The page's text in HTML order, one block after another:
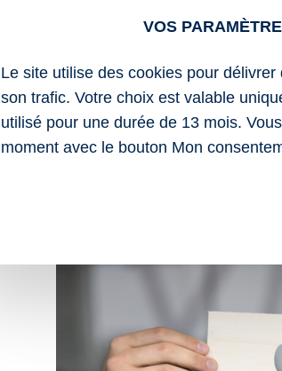
Un argument que ne peuvent
décidé de se soustraire à leurs
permet d’établir la faute
Sources :
VOS
Le site utilise des cookies pour
son trafic. Votre choix est valable
utilisé pour une durée de 13 mois.
moment avec le bouton Mon